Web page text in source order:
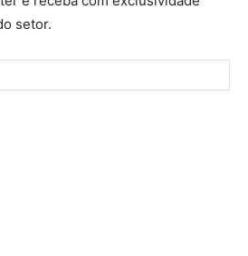
setor.